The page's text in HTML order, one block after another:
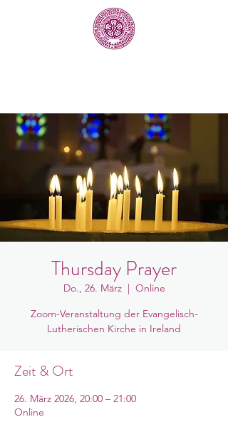
Thursday Prayer
Do., 26. März
  |
Online
Zoom-Veranstaltung der Evangelisch-
Lutherischen Kirche in Ireland
Zeit & Ort
26. März 2026, 20:00 – 21:00
Online